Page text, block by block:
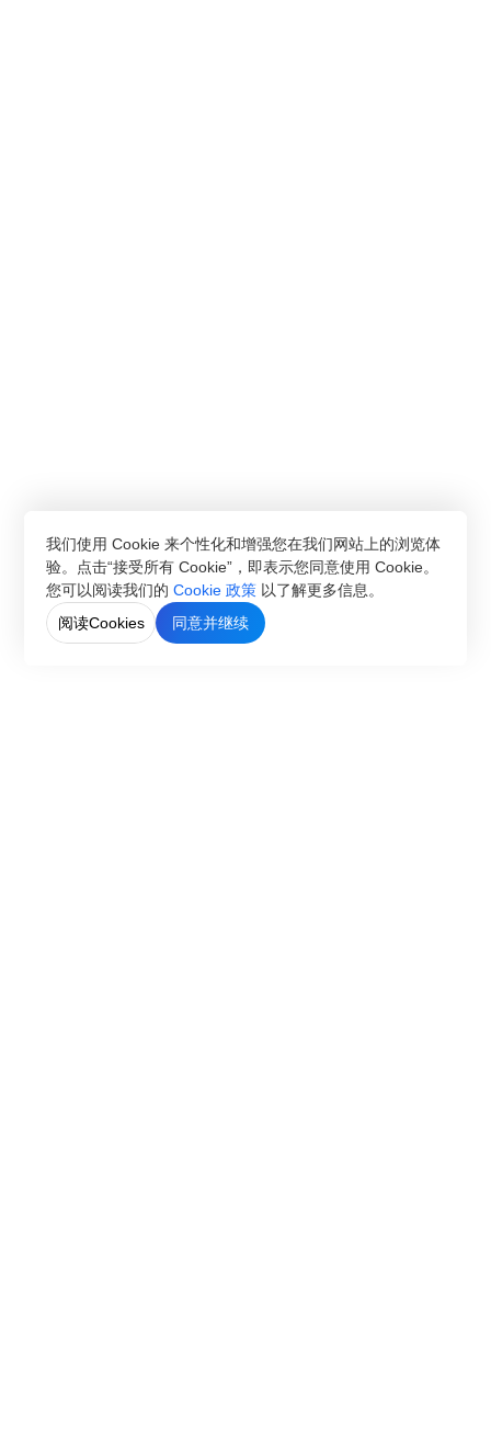
我们使用 Cookie 来个性化和增强您在我们网站上的浏览体
验。点击“接受所有 Cookie”，即表示您同意使用 Cookie。
您可以阅读我们的Cookie 政策 以了解更多信息。
阅读Cookies
同意并继续